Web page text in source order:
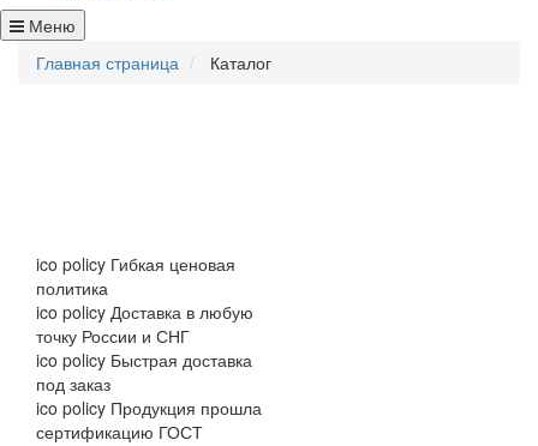
Меню
Главная страница
Каталог
ico policy Гибкая ценовая
политика
ico policy Доставка в любую
точку России и СНГ
ico policy Быстрая доставка
под заказ
ico policy Продукция прошла
сертификацию ГОСТ